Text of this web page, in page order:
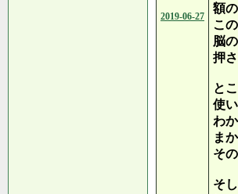
2019-06-27
額
こ
脳
押
と
使
わ
ま
そ
そ